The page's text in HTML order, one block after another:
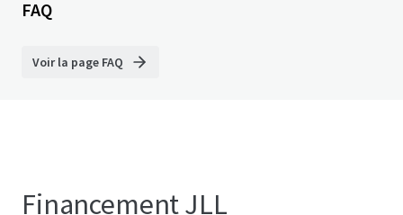
FAQ
Voir la page FAQ
Financement JLL